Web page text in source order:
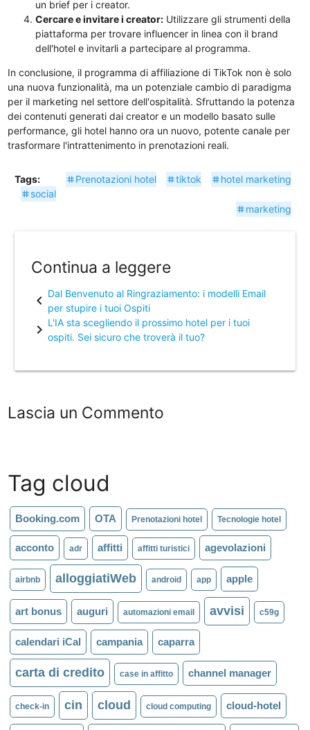
un brief per i creator.
Cercare e invitare i creator:Utilizzare gli strumenti della
piattaforma per trovare influencer in linea con il brand
dell'hotel e invitarli a partecipare al programma.
In conclusione, il programma di affiliazione di TikTok non è solo
una nuova funzionalità, ma un potenziale cambio di paradigma
per il marketing nel settore dell'ospitalità. Sfruttando la potenza
dei contenuti generati dai creator e un modello basato sulle
performance, gli hotel hanno ora un nuovo, potente canale per
trasformare l'intrattenimento in prenotazioni reali.
Tags: tag hotel marketing
tagtiktok
tag Prenotazioni hotel
tag social
tag marketing
Continua a leggere
chevron_left Dal Benvenuto al Ringraziamento: i modelli Email
per stupire i tuoi Ospiti
chevron_right L'IA sta scegliendo il prossimo hotel per i tuoi
ospiti. Sei sicuro che troverà il tuo?
Lascia un Commento
Tag cloud
Booking.com OTA Prenotazioni hotel Tecnologie hotel
acconto adr affitti affitti turistici agevolazioni
airbnb alloggiatiWeb android app apple
art bonus auguri automazioni email avvisi c59g
calendari iCal campania caparra
carta di credito case in affitto channel manager
check-in cin cloud cloud computing cloud-hotel